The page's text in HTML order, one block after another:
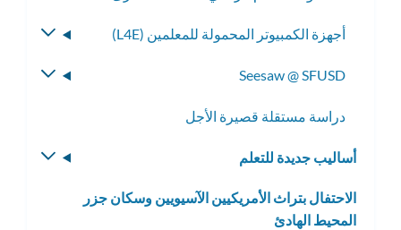
أجهزة الكمبيوتر المحمولة للمعلمين (L4E)
Seesaw @ SFUSD
دراسة مستقلة قصيرة الأجل
أساليب جديدة للتعلم
الاحتفال بتراث الأمريكيين الآسيويين وسكان جزر
المحيط الهادئ